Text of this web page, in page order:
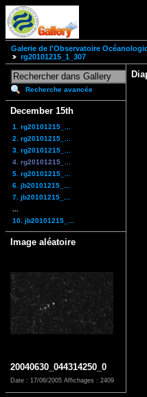
Galerie de l'Observatoire
rg20101215_1_307
Recherche avancée
December 15th
1. rg20101215_...
2. rg20101215_...
3. rg20101215_...
4. rg20101215_...
5. rg20101215_...
6. jb20101215_...
7. jb20101215_...
10. jb20101215_...
Image aléatoire
20040630_044314250_0
Date : 17/06/2005 Affichages : 2409